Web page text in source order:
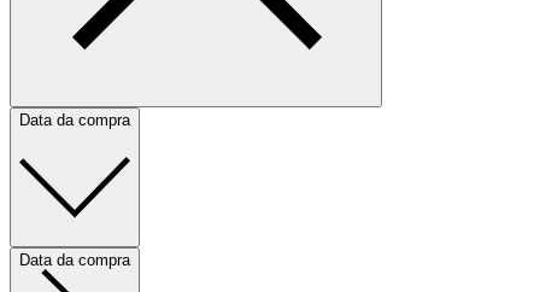
Data da compra
Data da compra